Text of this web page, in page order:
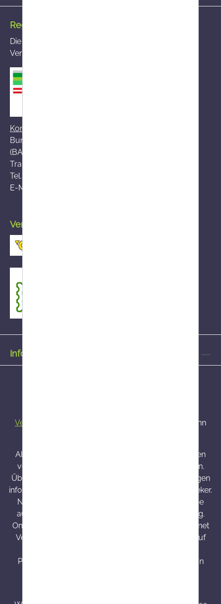
Registrierte Versandapotheke
Die von Ihnen aufgerufene Versandapotheke ist im
Versandapothekenregister des BASG registriert
Kontakt zum BASG
Bundesamt für Sicherheit im Gesundheitswesen
(BASG), AGES-Medizinmarktaufsicht (AGES MEA)
Traisengasse 5, A-1200 Wien
Tel.:
E-Mail:
Versand durch die österreichische Post
Informationen
Versandkosten
und ggf. Nachnahmegebühren, wenn
Alle bei Onlineapo angebotenen Arzneimittel werden
von Österreich versendet und sind dort zugelassen.
Über Wirkung und mögliche unerwünschte Wirkungen
informieren Gebrauchsinformation, Arzt oder Apotheker.
Nahrungsergänzungsmittel sind kein Ersatz für eine
ausgewogene und abwechslungsreiche Ernährung.
Onlineapo.at ist eine in Österreich zugelassene Internet
Versandapotheke mit Hauptsitz in Österreich. Die auf
Produktinformationen richten sich ausschließlich an